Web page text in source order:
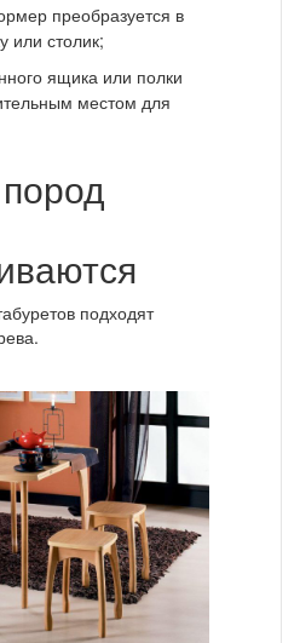
преобразуется в
или столик;
ящика или полки
местом для
подходят